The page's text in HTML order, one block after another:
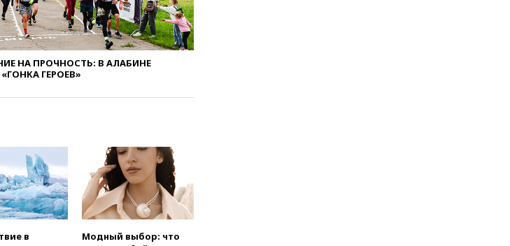
вчера, 22:00Путин поручил
выделить средства на новые
РЛС для Белгородской
области
вчера, 21:56The Atlantic: Маск
использовании Starlink для
уголовное дело
вчера, 21:26Лидеры сборной
РФ по гимнастике получили
официальный отказ в визах от
Хорватии
вчера, 21:15 Пентагон
НА ПРОЧНОСТЬ: В АЛАБИНЕ
ГЕРОЕВ»
в
Модный выбор: что